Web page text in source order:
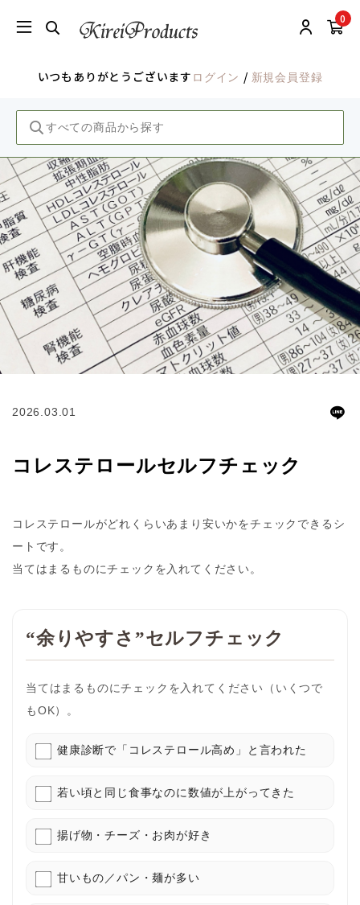
0
いつもありがとうございます ログイン / 新規会員登録
2026.03.01
コレステロールセルフチェック
コレステロールがどれくらいあまり安いかをチェックできるシ
ートです。
当てはまるものにチェックを入れてください。
“余りやすさ”セルフチェック
当てはまるものにチェックを入れてください（いくつで
もOK）。
健康診断で「コレステロール高め」と言われた
若い頃と同じ食事なのに数値が上がってきた
揚げ物・チーズ・お肉が好き
甘いもの／パン・麺が多い